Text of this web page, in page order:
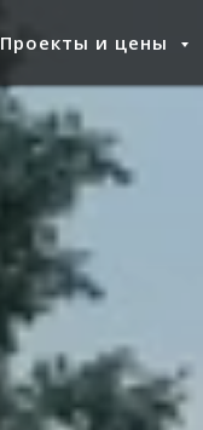
Проекты и цены